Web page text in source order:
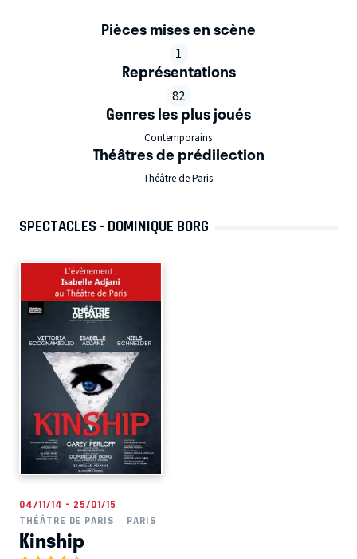
Pièces mises en scène
1
Représentations
82
Genres les plus joués
Contemporains
Théâtres de prédilection
Théâtre de Paris
SPECTACLES - DOMINIQUE BORG
04/11/14 - 25/01/15
THÉÂTRE DE PARIS
PARIS
Kinship